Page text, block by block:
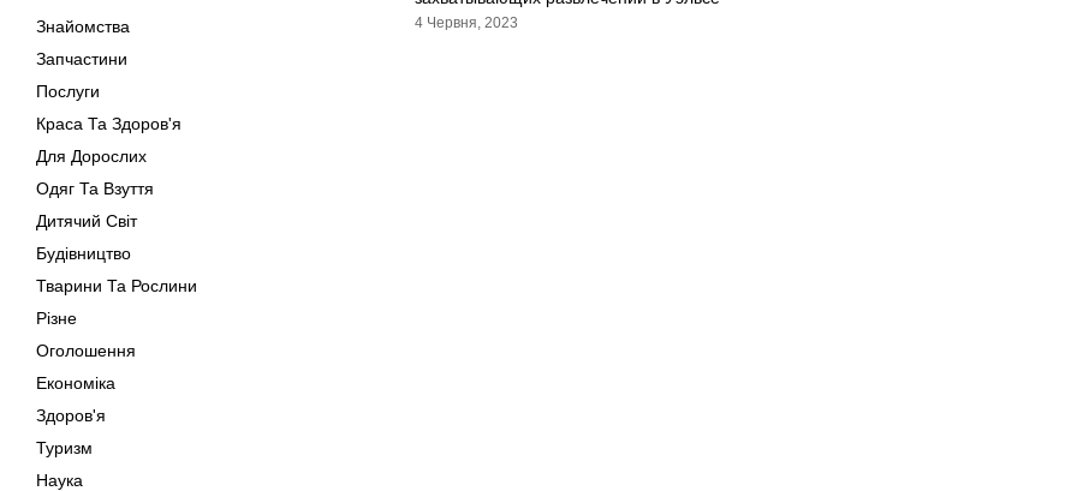
Знайомства
Запчастини
Послуги
Краса Та Здоров'я
Для Дорослих
Одяг Та Взуття
Дитячий Світ
Будівництво
Тварини Та Рослини
Різне
Оголошення
Економіка
Здоров'я
Туризм
Наука
4 Червня, 2023